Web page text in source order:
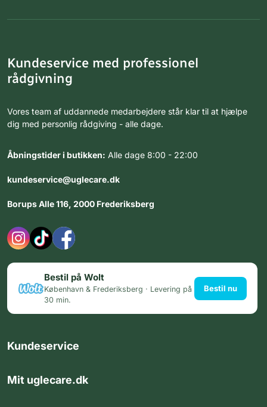
Kundeservice med professionel
rådgivning
Vores team af uddannede medarbejdere står klar til at hjælpe
dig med personlig rådgiving - alle dage.
Åbningstider i butikken: Alle dage 8:00 - 22:00
kundeservice@uglecare.dk
Borups Alle 116, 2000 Frederiksberg
Bestil på Wolt
København & Frederiksberg · Levering på
30 min.
Bestil nu
Kundeservice
Mit uglecare.dk